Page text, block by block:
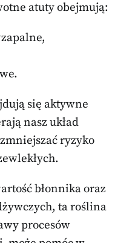
atuty obejmują:
się aktywne
nasz układ
ryzyko
błonnika oraz
ta roślina
procesów